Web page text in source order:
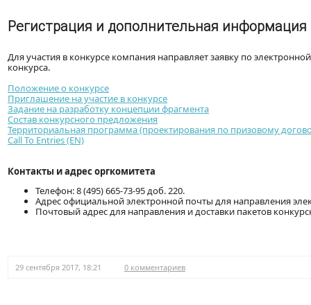
Регистрация и дополнительная информация
Для участия в конкурсе компания направляет заявку по
конкурса.
Положение о конкурсе
Приглашение на участие в конкурсе
Задание на разработку концепции фрагмента
Состав конкурсного предложения
Территориальная программа (проектирования по призовому
Call To Entries (EN)
Контакты и адрес оргкомитета
Телефон: 8 (495) 665-73-95 доб. 220.
Адрес официальной электронной почты для направления
Почтовый адрес для направления и доставки пакетов
29 сентября 2017, 18:21 0 комментариев